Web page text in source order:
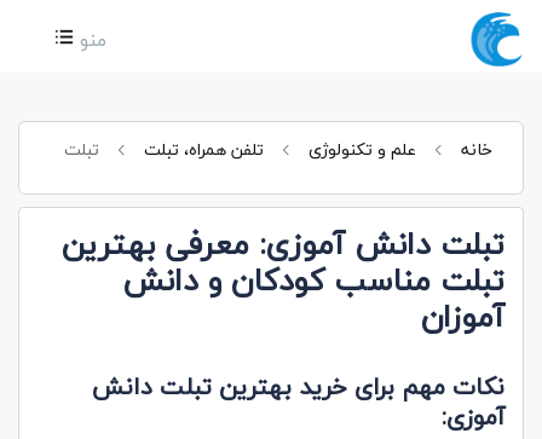
منو
خانه علم و تکنولوژی تلفن همراه، تبلت تبلت
تبلت دانش آموزی: معرفی بهترین
تبلت مناسب کودکان و دانش
آموزان
نکات مهم برای خرید بهترین تبلت دانش
آموزی: